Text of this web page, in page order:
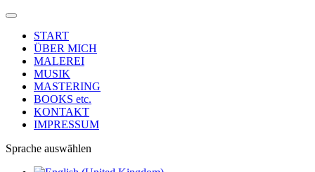
START
ÜBER MICH
MALEREI
MUSIK
MASTERING
BOOKS etc.
KONTAKT
IMPRESSUM
Sprache auswählen